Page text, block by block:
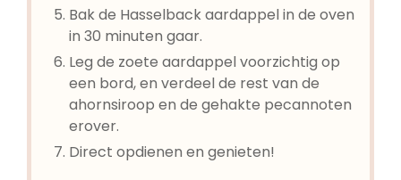
Bak de Hasselback aardappel in de oven
in 30 minuten gaar.
Leg de zoete aardappel voorzichtig op
een bord, en verdeel de rest van de
ahornsiroop en de gehakte pecannoten
erover.
Direct opdienen en genieten!